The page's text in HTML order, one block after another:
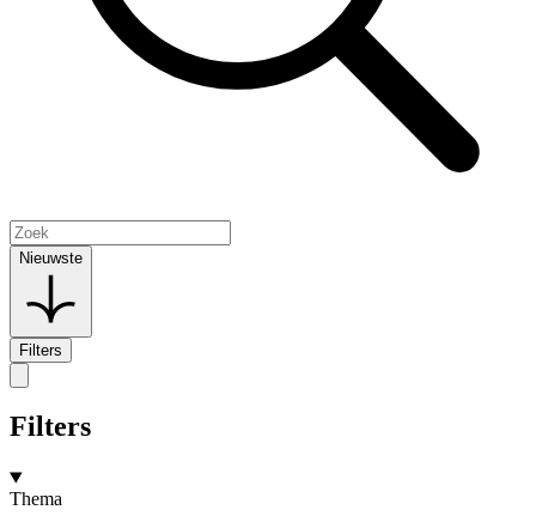
Nieuwste
Filters
Filters
Thema